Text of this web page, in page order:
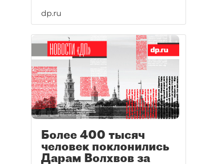
dp.ru
Более 400 тысяч
человек поклонились
Дарам Волхвов за